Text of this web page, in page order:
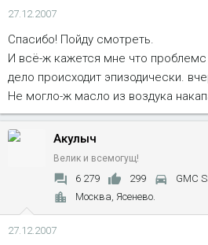
27.12.2007
Спасибо! Пойду смотреть.
И всё-ж кажется мне что проблемс
дело происходит эпизодически.
Не могло-ж масло из воздука
Акулыч
Велик и всемогущ!
6 279 299
GMC
Москва, Ясенево.
27.12.2007